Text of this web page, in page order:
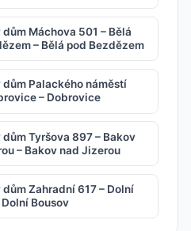
Máchova 501 – Bělá
– Bělá pod Bezdězem
Palackého náměstí
– Dobrovice
Tyršova 897 – Bakov
– Bakov nad Jizerou
Zahradní 617 – Dolní
Bousov